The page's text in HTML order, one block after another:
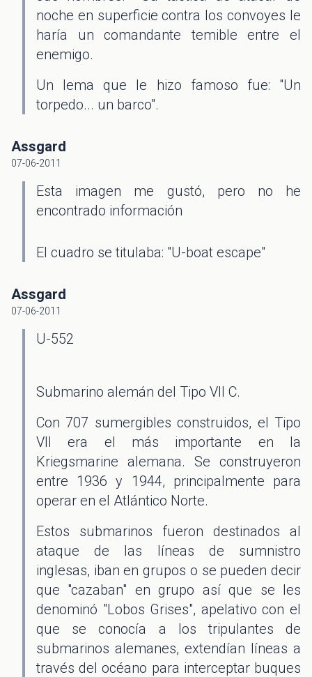
noche en superficie contra los convoyes le
haría un comandante temible entre el
enemigo.
Un lema que le hizo famoso fue: "Un
torpedo... un barco".
Assgard
07-06-2011
Esta imagen me gustó, pero no he
encontrado información
El cuadro se titulaba: "U-boat escape"
Assgard
07-06-2011
U-552
Submarino alemán del Tipo VII C.
Con 707 sumergibles construidos, el Tipo
VII era el más importante en la
Kriegsmarine alemana. Se construyeron
entre 1936 y 1944, principalmente para
operar en el Atlántico Norte.
Estos submarinos fueron destinados al
ataque de las líneas de sumnistro
inglesas, iban en grupos o se pueden decir
que "cazaban" en grupo así que se les
denominó "Lobos Grises", apelativo con el
que se conocía a los tripulantes de
submarinos alemanes, extendían líneas a
través del océano para interceptar buques